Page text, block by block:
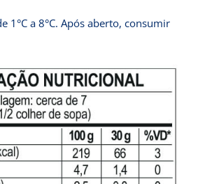
1°C a 8°C. Após aberto, consumir